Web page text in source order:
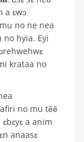
a ɛwɔ
no ne nea
no hyia. Eyi
krataa no
no mu tẽẽ
a anim
anaasɛ